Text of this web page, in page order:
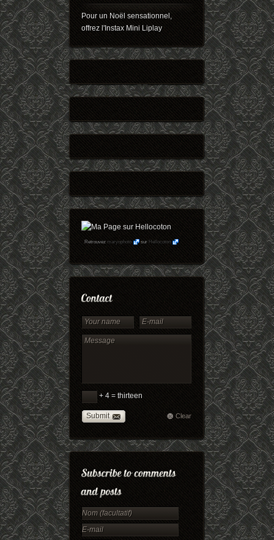
Pour un Noël sensationnel,
offrez l'Instax Mini Liplay
Retrouvezmaryophoto surHellocoton
+ 4 = thirteen
Submit Clear